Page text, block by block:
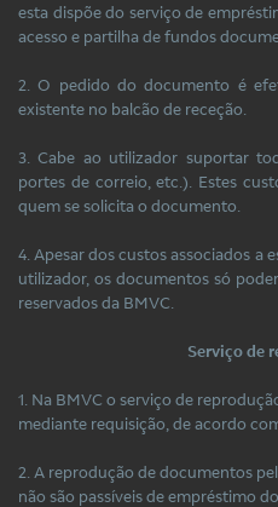
esta dispõe do serviço de
acesso e partilha de fundos
2. O pedido do documento é
existente no balcão de receção.
3. Cabe ao utilizador suportar
portes de correio, etc.). Estes
quem se solicita o documento.
4. Apesar dos custos associados a
utilizador, os documentos só
reservados da BMVC.
Serviço de
1. Na BMVC o serviço de
mediante requisição, de acordo
2. A reprodução de documentos
não são passíveis de empréstimo